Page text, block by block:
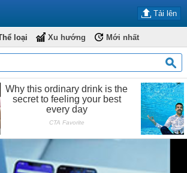
Tải lên
loại Xu hướng Mới nhất